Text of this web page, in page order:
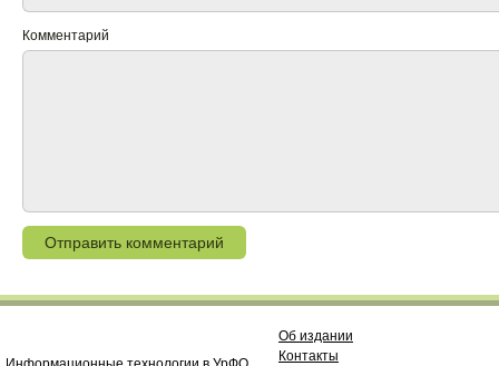
Комментарий
Об издании
Контакты